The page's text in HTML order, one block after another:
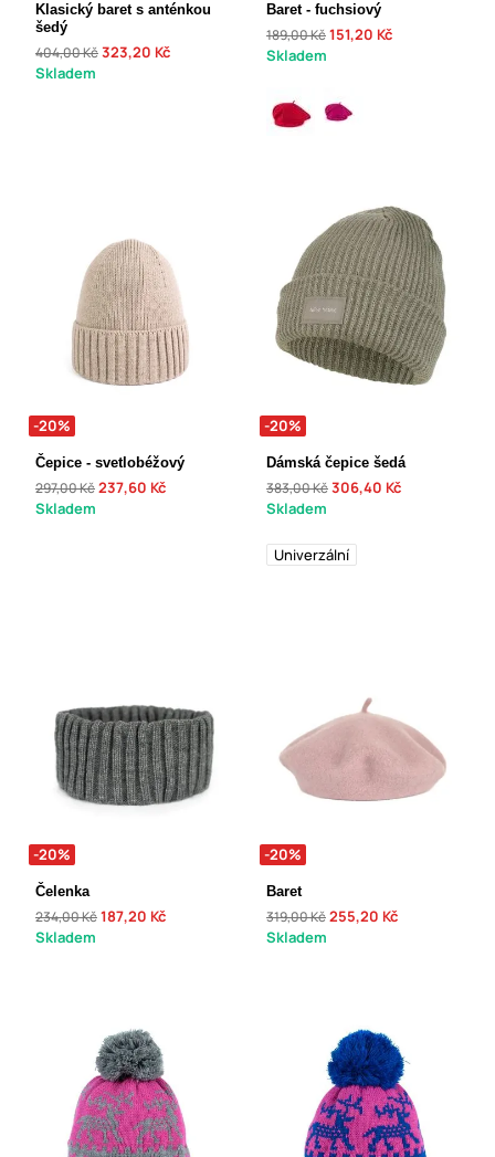
Klasický baret s anténkou
šedý
404,00 Kč323,20 Kč
Skladem
Baret - fuchsiový
189,00 Kč151,20 Kč
Skladem
-20%
Čepice - svetlobéžový
297,00 Kč237,60 Kč
Skladem
-20%
Dámská čepice šedá
383,00 Kč306,40 Kč
Skladem
Univerzální
-20%
Čelenka
234,00 Kč187,20 Kč
Skladem
-20%
Baret
319,00 Kč255,20 Kč
Skladem